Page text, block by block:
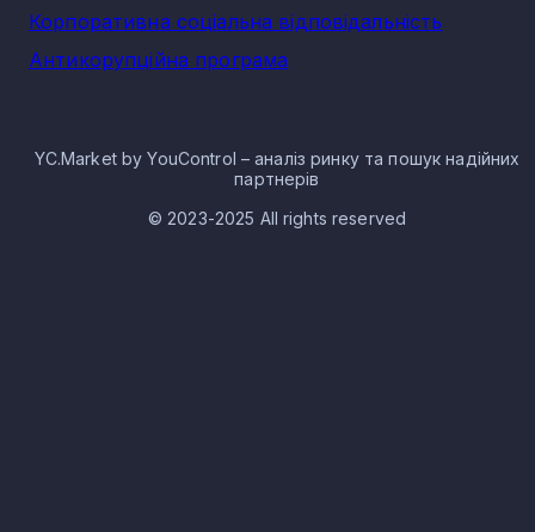
Корпоративна соціальна відповідальність
Антикорупційна програма
YC.Market by YouControl – аналіз ринку та пошук надійних
партнерів
© 2023-2025 All rights reserved